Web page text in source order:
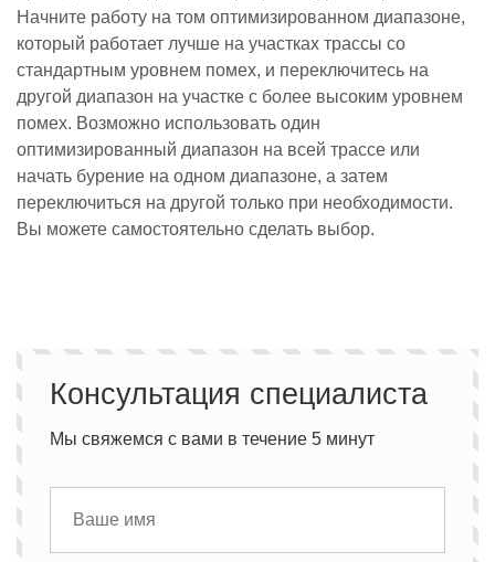
Начните работу на том оптимизированном диапазоне,
который работает лучше на участках трассы со
стандартным уровнем помех, и переключитесь на
другой диапазон на участке с более высоким уровнем
помех. Возможно использовать один
оптимизированный диапазон на всей трассе или
начать бурение на одном диапазоне, а затем
переключиться на другой только при необходимости.
Вы можете самостоятельно сделать выбор.
Консультация специалиста
Мы свяжемся с вами в течение 5 минут